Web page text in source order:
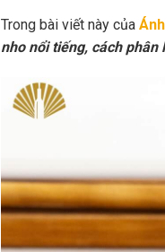
Trong bài viết này của
nho nổi tiếng, cách